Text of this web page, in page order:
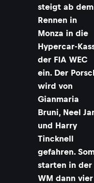
steigt ab dem
Rennen in
Monza in die
Hypercar-
der FIA WEC
ein. Der
wird von
Gianmaria
Bruni, Neel
und Harry
Tincknell
gefahren.
starten in der
WM dann vier